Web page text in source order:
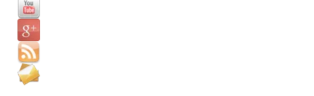
News
Palazzi consiglia
Video